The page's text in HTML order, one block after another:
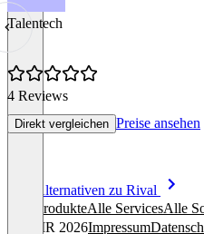
Talentech
4 Reviews
Direkt vergleichen Preise ansehen
Alle Alternativen zu Rival
Alle ProdukteAlle ServicesAlle
© OMR 2026Impressum